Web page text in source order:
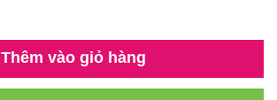
Thêm vào giỏ hàng